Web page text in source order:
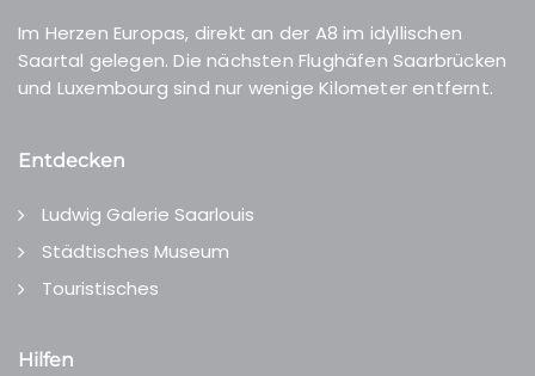
Im Herzen Europas, direkt an der A8 im idyllischen
Saartal gelegen. Die nächsten Flughäfen Saarbrücken
und Luxembourg sind nur wenige Kilometer entfernt.
Entdecken
Ludwig Galerie Saarlouis
Städtisches Museum
Touristisches
Hilfen